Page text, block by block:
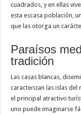
cuadrados, y en ellas
esta escasa población,
que las otorga un
Paraísos
tradición
Las casas blancas,
caracterizan las islas del
el principal atractivo
uno puede imaginarse